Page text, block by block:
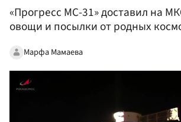
«Прогресс МС-31» доставил на
овощи и посылки от родных
Марфа Мамаева